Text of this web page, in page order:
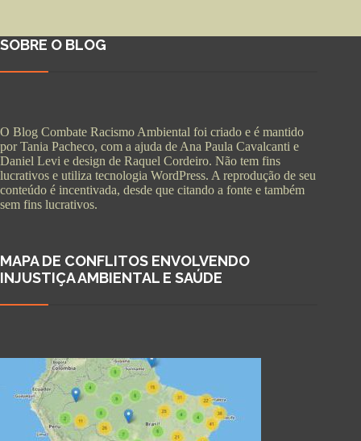
SOBRE O BLOG
O Blog Combate Racismo Ambiental foi criado e é mantido
por Tania Pacheco, com a ajuda de Ana Paula Cavalcanti e
Daniel Levi e design de Raquel Cordeiro. Não tem fins
lucrativos e utiliza tecnologia WordPress. A reprodução de seu
conteúdo é incentivada, desde que citando a fonte e também
sem fins lucrativos.
MAPA DE CONFLITOS ENVOLVENDO
INJUSTIÇA AMBIENTAL E SAÚDE